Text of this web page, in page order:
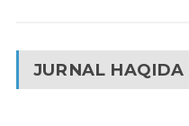
JURNAL HAQIDA